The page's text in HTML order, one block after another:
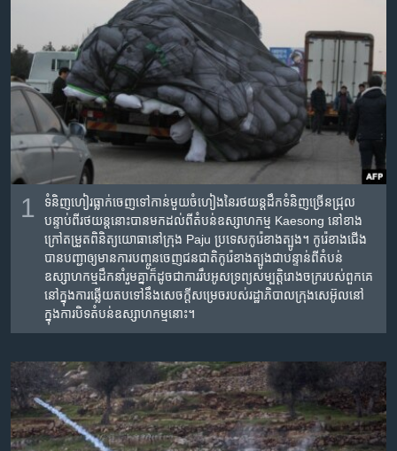
សម្ព័ន្ធ​
និង​
ទៅ​
កាន់​
ទំព័រ​
ស្វែង​
Khmer English
បណ្តាញ​សង្គម
ភាសា
1
ទំនិញ​ហៀ​រ​ធ្លាក់​ចេញ​ទៅ​កាន់​មួយ​ចំហៀង​នៃ​រថយន្ត​ដឹក​ទំនិញ​ច្រើន​ជ្រុល
បន្ទាប់​ពី​រថយន្ត​នោះ​បាន​មក​ដល់​ពី​តំបន់​ឧស្សាហកម្ម​ Kaesong នៅ​ខាង​
ក្រៅ​តម្រួត​ពិនិត្យ​យោធា​នៅ​ក្រុង​ Paju ប្រទេស​កូរ៉េខាងត្បូង។ កូរ៉េខាងជើង​
បាន​បញ្ជា​ឲ្យ​មាន​ការ​បញ្ចូន​ចេញ​ជនជាតិ​កូរ៉េខាងត្បូង​ជា​បន្ទាន់​ពី​តំបន់​
ឧស្សាហកម្ម​ដឹកនាំ​រួម​គ្នា​ក៏​ដូចជា​ការ​រឹប​អូស​ទ្រព្យសម្បត្តិ​រោងចក្រ​របស់​ពួកគេ​
នៅ​ក្នុង​ការ​ឆ្លើយតប​ទៅ​នឹង​សេចក្តីសម្រេច​របស់​រដ្ឋាភិបាល​ក្រុង​សេអ៊ូល​នៅ​
ក្នុង​ការ​បិទ​តំបន់​ឧស្សាហកម្ម​នោះ។